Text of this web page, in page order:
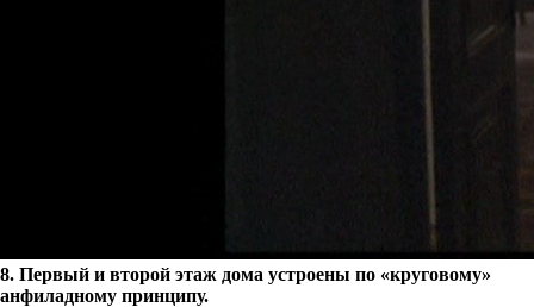
8. Первый и второй этаж дома устроены по «круговому»
анфиладному принципу.